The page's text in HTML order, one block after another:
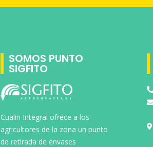
SOMOS PUNTO
SIGFITO
Cualin Integral ofrece a los
agricultores de la zona un punto
de retirada de envases